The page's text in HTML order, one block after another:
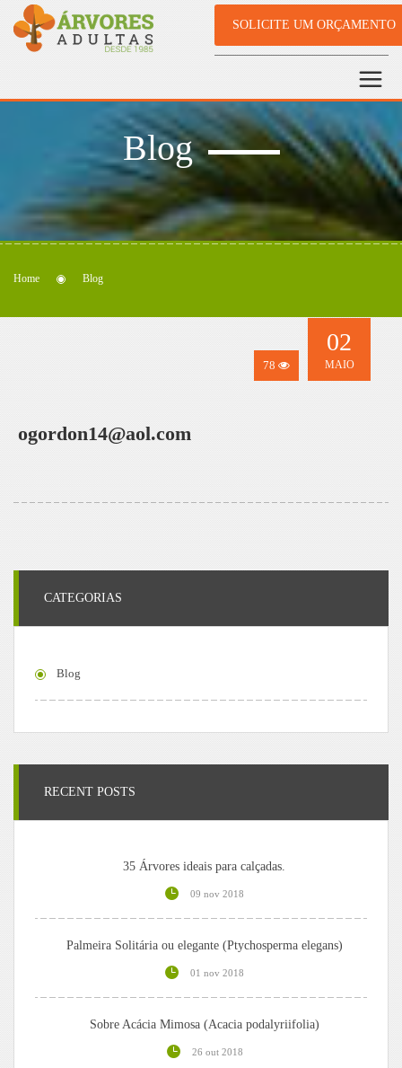
SOLICITE UM ORÇAMENTO
Blog
Home Blog
78
02
MAIO
ogordon14@aol.com
CATEGORIAS
Blog
RECENT POSTS
35 Árvores ideais para calçadas.
09 nov 2018
Palmeira Solitária ou elegante (Ptychosperma elegans)
01 nov 2018
Sobre Acácia Mimosa (Acacia podalyriifolia)
26 out 2018